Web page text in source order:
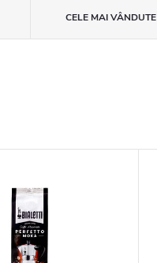
CELE MAI VÂNDUTE